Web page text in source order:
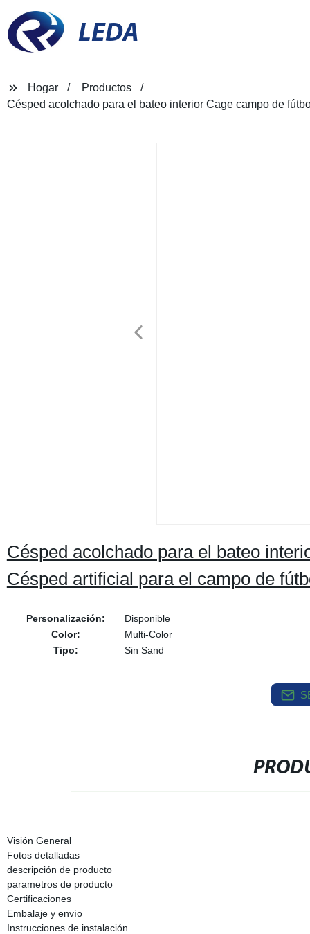
LEDA
Hogar
Productos
Césped acolchado para el bateo interior Cage campo de
Césped acolchado para el bateo
Césped artificial para el campo de
Personalización:
Disponible
Color:
Multi-Color
Tipo:
Sin Sand
Visión General
Fotos detalladas
descripción de producto
parametros de producto
Certificaciones
Embalaje y envío
Instrucciones de instalación